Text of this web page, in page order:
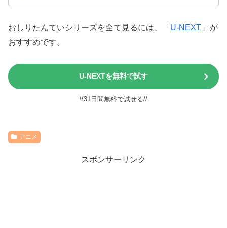
おしりたんていシリーズを全て見るには、「 U-NEXT 」が
おすすめです。
U-NEXTを無料で試す
\\31日間無料で試せる//
アニメ
スポンサーリンク